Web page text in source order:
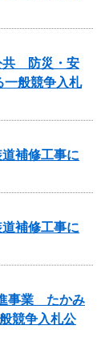
共 防災・安
一般競争入札
補修工事に
補修工事に
事業 たかみ
競争入札公